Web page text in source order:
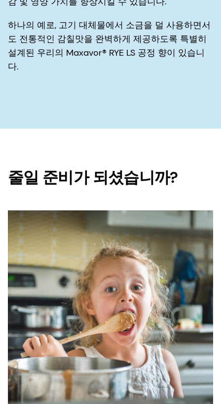
하나의 예로, 고기 대체물에서 소금을 덜 사용하면서
도 전통적인 감칠맛을 완벽하게 제공하도록 특별히
설계된 우리의 Maxavor® RYE LS 공정 향이 있습니
다.
줄일 준비가 되셨습니까?